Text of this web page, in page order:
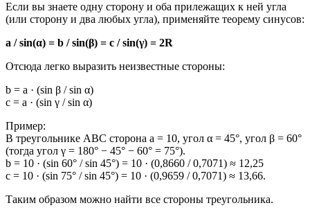
Если вы знаете одну сторону и оба прилежащих к ней угла
(или сторону и два любых угла), применяйте теорему синусов:
a / sin(α) = b / sin(β) = c / sin(γ) = 2R
Отсюда легко выразить неизвестные стороны:
b = a · (sin β / sin α)
c = a · (sin γ / sin α)
Пример:
В треугольнике ABC сторона a = 10, угол α = 45°, угол β = 60°
(тогда угол γ = 180° − 45° − 60° = 75°).
b = 10 · (sin 60° / sin 45°) = 10 · (0,8660 / 0,7071) ≈ 12,25
c = 10 · (sin 75° / sin 45°) = 10 · (0,9659 / 0,7071) ≈ 13,66.
Таким образом можно найти все стороны треугольника.